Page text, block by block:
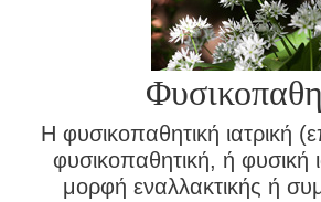
Η φυσικοπαθητική ιατρική
φυσικοπαθητική, ή φυσική
μορφή εναλλακτικής ή